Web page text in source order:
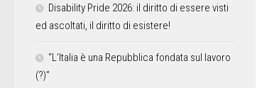
Disability Pride 2026: il diritto di essere visti
ed ascoltati, il diritto di esistere!
“L’Italia è una Repubblica fondata sul lavoro
(?)”